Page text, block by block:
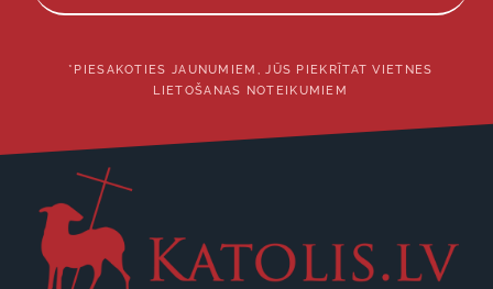
*PIESAKOTIES JAUNUMIEM, JŪS PIEKRĪTAT VIETNES
LIETOŠANAS NOTEIKUMIEM